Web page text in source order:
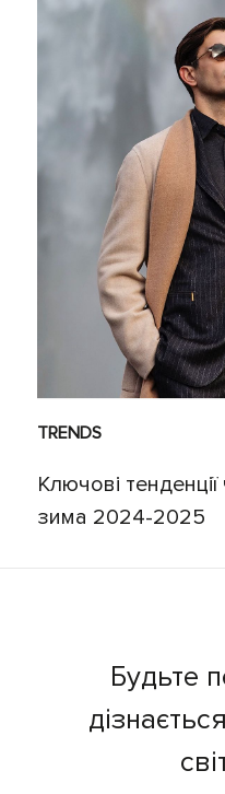
TRENDS
Ключові
зима 2024-2025
Будьте